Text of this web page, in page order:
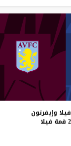
فيلا وإيفرتون
قمة فيلا